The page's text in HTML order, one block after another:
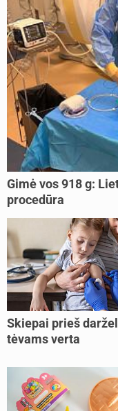
Gimė vos 918 g:
procedūra
Skiepai prieš
tėvams verta